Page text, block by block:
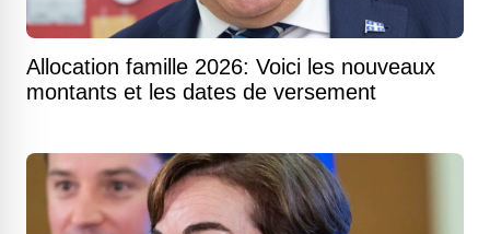
Allocation famille 2026: Voici les nouveaux
montants et les dates de versement